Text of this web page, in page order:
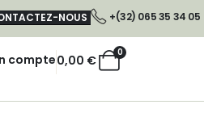
NOUS +(32) 065 35 34 05
compte 0
0,00 €